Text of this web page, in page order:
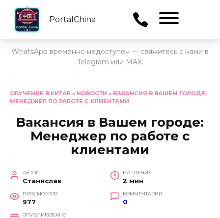
PortalChina
WhatsApp временно недоступен — свяжитесь с нами в
Telegram или MAX.
содержанию
ОБУЧЕНИЕ В КИТАЕ » НОВОСТИ » ВАКАНСИЯ В ВАШЕМ ГОРОДЕ:
МЕНЕДЖЕР ПО РАБОТЕ С КЛИЕНТАМИ
Вакансия в Вашем городе:
Менеджер по работе с
клиентами
АВТОР
Станислав
НА ЧТЕНИЕ
2 мин
ПРОСМОТРОВ
977
КОММЕНТАРИИ
0
ОПУБЛИКОВАНО